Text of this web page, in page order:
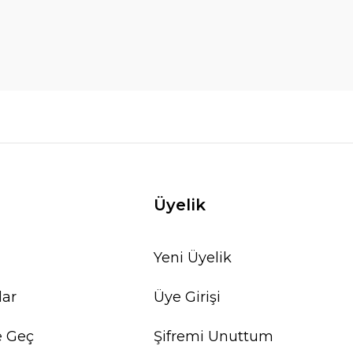
Geç
Üyelik
Yeni Üyelik
Üye Girişi
Şifremi Unuttum